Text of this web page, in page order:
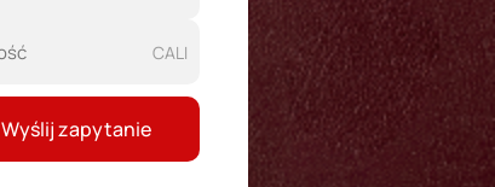
CALI
Wyślij zapytanie